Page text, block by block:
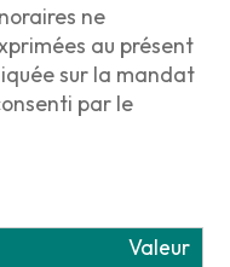
ne
au présent
sur la mandat
par le
Valeur